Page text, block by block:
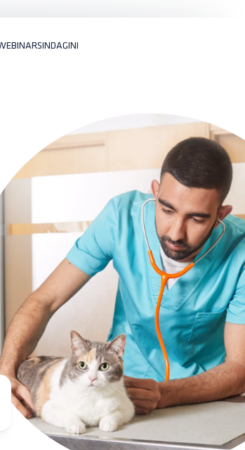
INDAGINI